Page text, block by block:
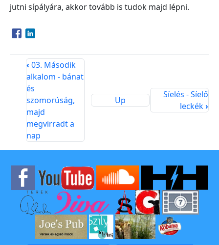
jutni sípályára, akkor tovább is tudok majd lépni.
Opens in a new window
Opens in a new window
‹ 03. Második
alkalom - bánat
és
szomorúság,
majd
megvirradt a
nap
Up
Síelés - Síelő
leckék›